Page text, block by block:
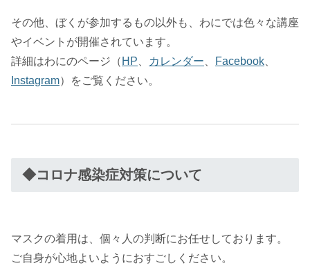
その他、ぼくが参加するもの以外も、わにでは色々な講座
やイベントが開催されています。
詳細はわにのページ（ HP カレンダー Facebook
Instagram）をご覧ください。
◆コロナ感染症対策について
マスクの着用は、個々人の判断にお任せしております。
ご自身が心地よいようにおすごしください。